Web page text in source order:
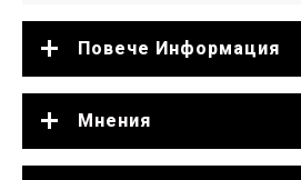
Повече Информация
Мнения